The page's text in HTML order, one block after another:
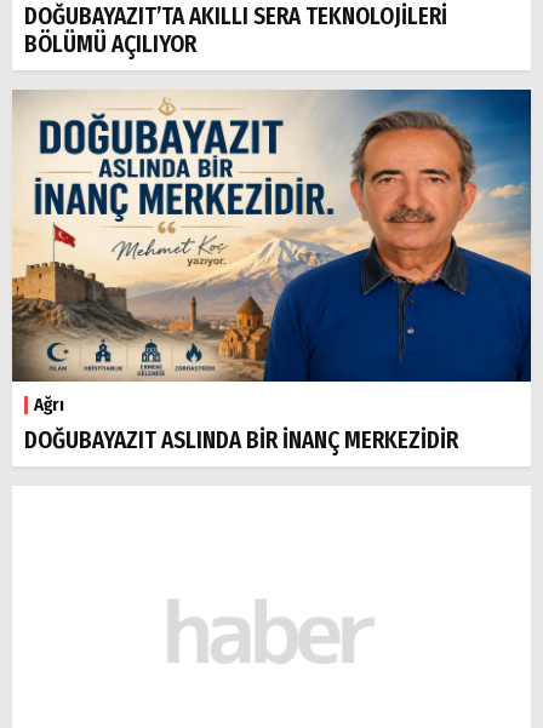
DOĞUBAYAZIT’TA AKILLI SERA TEKNOLOJİLERİ
BÖLÜMÜ AÇILIYOR
Ağrı
DOĞUBAYAZIT ASLINDA BİR İNANÇ MERKEZİDİR